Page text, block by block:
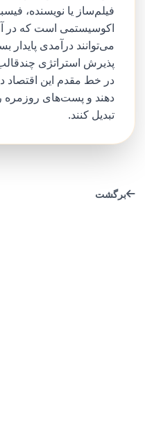
فیلم‌ساز یا نویسنده،
اکوسیستمی است که در
می‌توانند درآمدی پایدار
پذیرش استراتژی
در خط مقدم این اقتصاد
دهند و پست‌های روزمره
تبدیل کنند.
برگشت